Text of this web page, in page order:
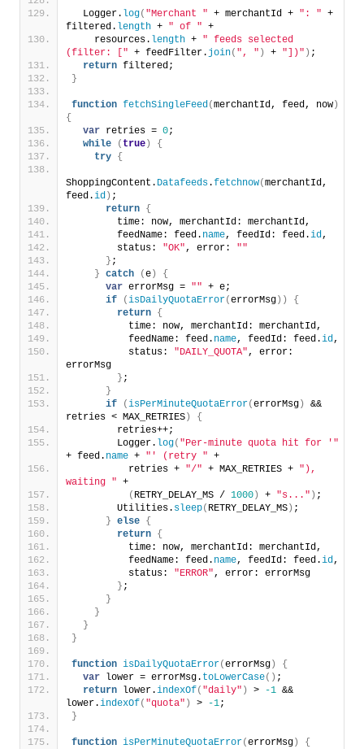
  Logger.
log( "Merchant " + merchantId + ": " +
filtered. length + " of " +
    resources.
length + " feeds selected
(filter: [" + feedFilter. join( ", " ) + "])" ) ;
return filtered;
}
function fetchSingleFeed(merchantId, feed, now )
{
var retries = 0;
while
( true )
{
try {
ShoppingContent. Datafeeds.fetchnow(merchantId,
feed.id ) ;
return {
        time: now, merchantId: merchantId,
        feedName: feed.
name, feedId: feed.id,
        status:
"OK", error: ""
} ;
} catch (e )
{
var errorMsg = "" + e;
if
(isDailyQuotaError(errorMsg ) )
{
return {
          time: now, merchantId: merchantId,
          feedName: feed.
name, feedId: feed.id,
          status:
"DAILY_QUOTA", error:
errorMsg
} ;
}
if
(isPerMinuteQuotaError(errorMsg )
&&
retries < MAX_RETRIES )
{
        retries++;
        Logger.
log( "Per-minute quota hit for '"
+ feed. name + "' (retry " +
          retries +
"/" + MAX_RETRIES + "),
waiting " +
( RETRY_DELAY_MS / 1000 ) + "s..." ) ;
        Utilities.
sleep( RETRY_DELAY_MS ) ;
} else {
return {
          time: now, merchantId: merchantId,
          feedName: feed.
name, feedId: feed.id,
          status:
"ERROR", error: errorMsg
} ;
}
}
}
}
function isDailyQuotaError(errorMsg )
{
var lower = errorMsg. toLowerCase( ) ;
return lower.indexOf( "daily" ) > -1 &&
lower.indexOf( "quota" ) > -1;
}
function isPerMinuteQuotaError(errorMsg )
{